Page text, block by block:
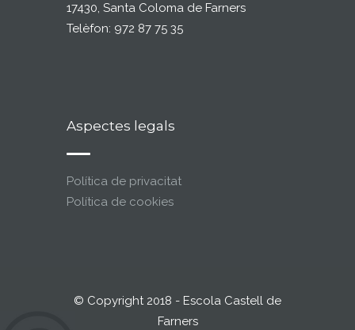
17430, Santa Coloma de Farners
Telèfon: 972 87 75 35
Aspectes legals
Política de privacitat
Política de cookies
© Copyright 2018 - Escola Castell de
Farners